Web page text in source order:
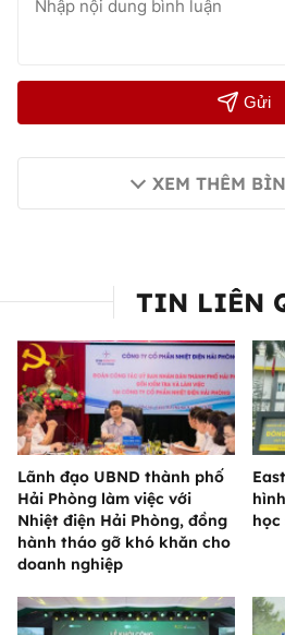
Gửi
XEM THÊM
TIN LIÊN
Lãnh đạo UBND thành phố
Hải Phòng làm việc với
Nhiệt điện Hải Phòng, đồng
hành tháo gỡ khó khăn cho
doanh nghiệp
học